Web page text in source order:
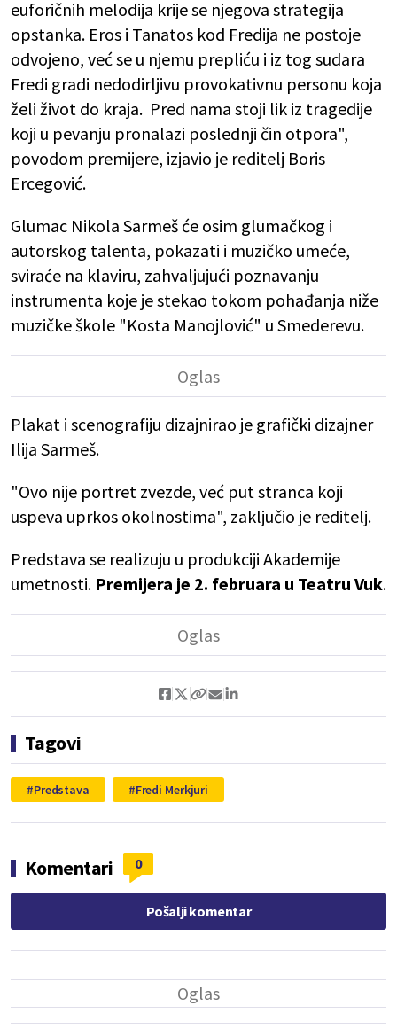
euforičnih melodija krije se njegova strategija
opstanka. Eros i Tanatos kod Fredija ne postoje
odvojeno, već se u njemu prepliću i iz tog sudara
Fredi gradi nedodirljivu provokativnu personu koja
želi život do kraja. Pred nama stoji lik iz tragedije
koji u pevanju pronalazi poslednji čin otpora",
povodom premijere, izjavio je reditelj Boris
Ercegović.
Glumac Nikola Sarmeš će osim glumačkog i
autorskog talenta, pokazati i muzičko umeće,
sviraće na klaviru, zahvaljujući poznavanju
instrumenta koje je stekao tokom pohađanja niže
muzičke škole "Kosta Manojlović" u Smederevu.
Plakat i scenografiju dizajnirao je grafički dizajner
Ilija Sarmeš.
"Ovo nije portret zvezde, već put stranca koji
uspeva uprkos okolnostima", zaključio je reditelj.
Predstava se realizuju u produkciji Akademije
umetnosti. Premijera je 2. februara u Teatru Vuk.
Tagovi
Predstava Fredi Merkjuri
Komentari 0
Pošalji komentar